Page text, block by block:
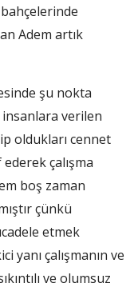
Adem artık
şu nokta
verilen
oldukları cennet
çalışma
boş zaman
çünkü
etmek
yanı çalışmanın ve
ve olumsuz